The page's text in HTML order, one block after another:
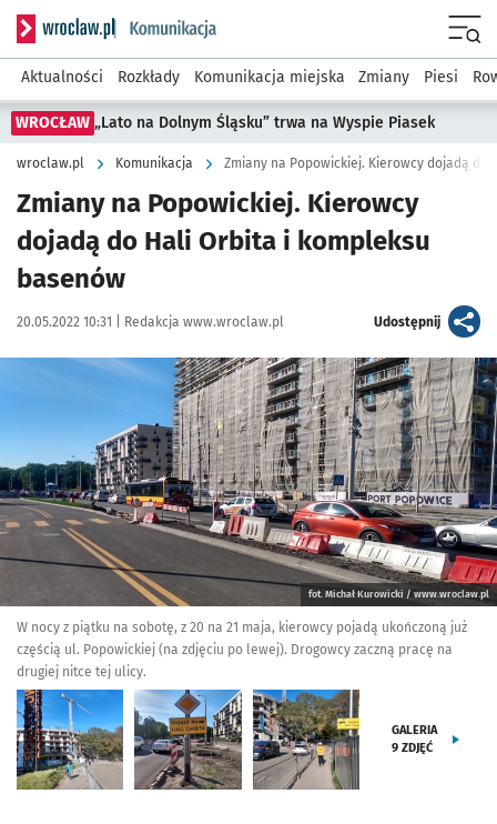
Serwis informacyjny wroclaw.pl podserwis: Komunikacja
Aktualności Rozkłady Komunikacja miejska Zmiany Piesi
WROCŁAW „Lato na Dolnym Śląsku” trwa na Wyspie Piasek
wroclaw.pl Komunikacja Zmiany na Popowickiej. Kierowcy dojadą
Zmiany na Popowickiej. Kierowcy
dojadą do Hali Orbita i kompleksu
basenów
Data publikacji:
20.05.2022 10:31 | Autor:
Redakcja www.wroclaw.pl Udostępnijartykuł
Kliknij, aby zobaczyć galerię
Kliknij, aby powiększyć
fot. Michał Kurowicki / www.wroclaw.pl
W nocy z piątku na sobotę, z 20 na 21 maja, kierowcy pojadą ukończoną już
częścią ul. Popowickiej (na zdjęciu po lewej). Drogowcy zaczną pracę na
drugiej nitce tej ulicy.
GALERIA
9 ZDJĘĆ